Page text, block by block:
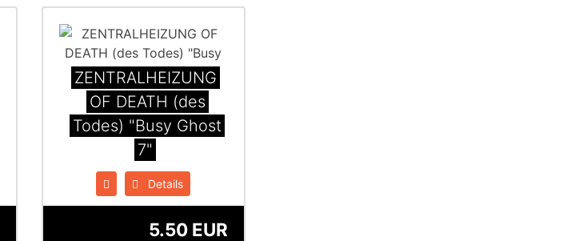
ZENTRALHEIZUNG
OF DEATH (des
Todes) "Busy Ghost
7"
Details
5.50 EUR